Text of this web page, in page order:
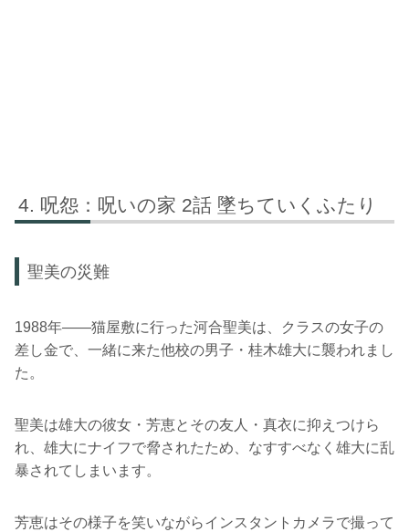
呪怨：呪いの家 2話 墜ちていくふたり
聖美の災難
1988年――猫屋敷に行った河合聖美は、クラスの女子の
差し金で、一緒に来た他校の男子・桂木雄大に襲われまし
た。
聖美は雄大の彼女・芳恵とその友人・真衣に抑えつけら
れ、雄大にナイフで脅されたため、なすすべなく雄大に乱
暴されてしまいます。
芳恵はその様子を笑いながらインスタントカメラで撮って